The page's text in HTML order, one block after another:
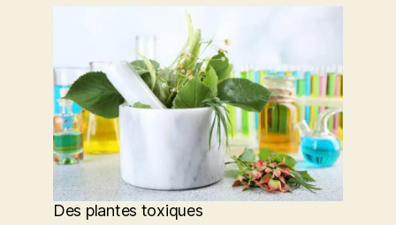
Des plantes toxiques